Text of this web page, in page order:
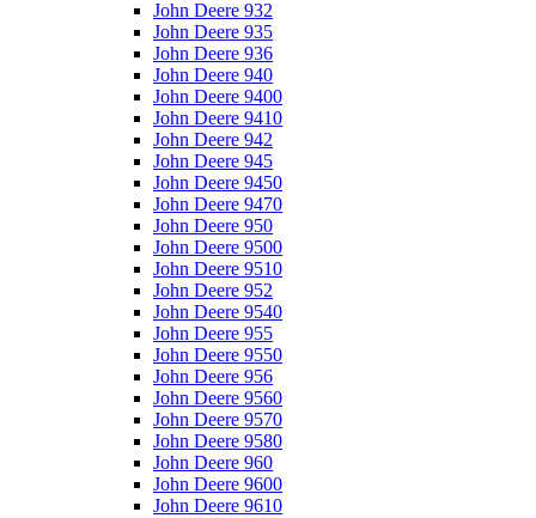
John Deere 932
John Deere 935
John Deere 936
John Deere 940
John Deere 9400
John Deere 9410
John Deere 942
John Deere 945
John Deere 9450
John Deere 9470
John Deere 950
John Deere 9500
John Deere 9510
John Deere 952
John Deere 9540
John Deere 955
John Deere 9550
John Deere 956
John Deere 9560
John Deere 9570
John Deere 9580
John Deere 960
John Deere 9600
John Deere 9610